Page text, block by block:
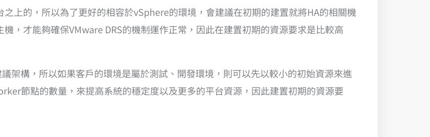
上的，所以為了更好的相容於vSphere的環境，會建議在初期的建置就將HA的相關機
，才能夠確保VMware DRS的機制運作正常，因此在建置初期的資源要求是比較高
架構，所以如果客戶的環境是屬於測試、開發環境，則可以先以較小的初始資源來進
節點的數量，來提高系統的穩定度以及更多的平台資源，因此建置初期的資源要